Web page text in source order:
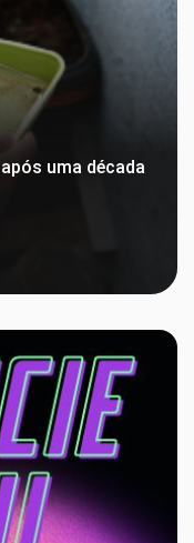
uma década